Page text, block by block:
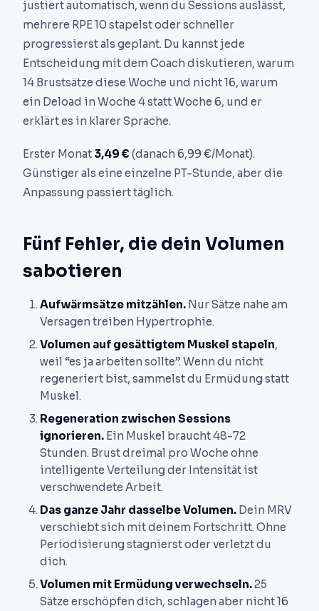
justiert automatisch, wenn du Sessions auslässt,
mehrere RPE 10 stapelst oder schneller
progressierst als geplant. Du kannst jede
Entscheidung mit dem Coach diskutieren, warum
14 Brustsätze diese Woche und nicht 16, warum
ein Deload in Woche 4 statt Woche 6, und er
erklärt es in klarer Sprache.
Erster Monat 3,49 € (danach 6,99 €/Monat).
Günstiger als eine einzelne PT-Stunde, aber die
Anpassung passiert täglich.
Fünf Fehler, die dein Volumen
sabotieren
Aufwärmsätze mitzählen. Nur Sätze nahe am
Versagen treiben Hypertrophie.
Volumen auf gesättigtem Muskel stapeln,
weil “es ja arbeiten sollte”. Wenn du nicht
regeneriert bist, sammelst du Ermüdung statt
Muskel.
Regeneration zwischen Sessions
ignorieren. Ein Muskel braucht 48-72
Stunden. Brust dreimal pro Woche ohne
intelligente Verteilung der Intensität ist
verschwendete Arbeit.
Das ganze Jahr dasselbe Volumen. Dein MRV
verschiebt sich mit deinem Fortschritt. Ohne
Periodisierung stagnierst oder verletzt du
dich.
Volumen mit Ermüdung verwechseln.25
Sätze erschöpfen dich, schlagen aber nicht 16